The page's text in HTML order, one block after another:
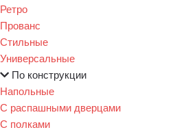
Ретро
Прованс
Стильные
Универсальные
По конструкции
Напольные
С распашными дверцами
С полками